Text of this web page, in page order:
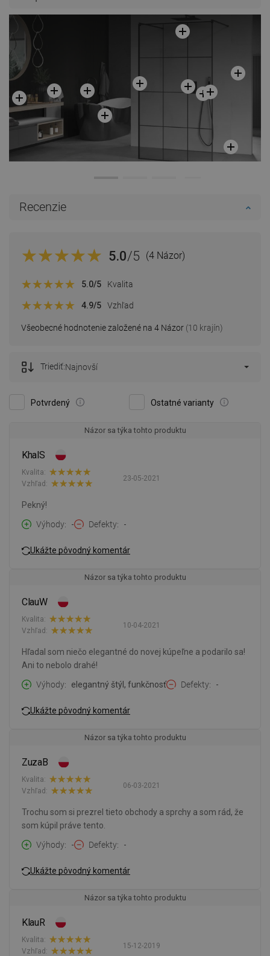
Recenzie
5.0/5 (4 Názor)
Všeobecné hodnotenie založené na 4 Názor (10 krajín)
5.0/5 Kvalita
4.9/5 Vzhľad
Potvrdený Ostatné varianty
Triediť:Najnovší
Názor sa týka tohto produktu
KhalS
23-05-2021
Kvalita:
Vzhľad:
Pekný!
Výhody
- Defekty -
Ukážte pôvodný komentár
Názor sa týka tohto produktu
ClauW
10-04-2021
Kvalita:
Vzhľad:
Hľadal som niečo elegantné do novej kúpeľne a podarilo sa!
Ani to nebolo drahé!
Výhody
elegantný štýl, funkčnosť Defekty -
Ukážte pôvodný komentár
Názor sa týka tohto produktu
ZuzaB
06-03-2021
Kvalita:
Vzhľad:
Trochu som si prezrel tieto obchody a sprchy a som rád, že
som kúpil práve tento.
Výhody
- Defekty -
Ukážte pôvodný komentár
Názor sa týka tohto produktu
KlauR
15-12-2019
Kvalita:
Vzhľad: